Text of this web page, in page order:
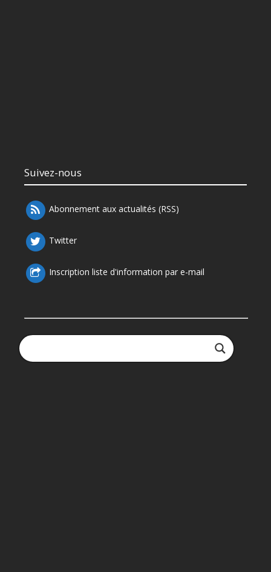
Suivez-nous
Abonnement aux actualités (RSS)
Twitter
Inscription liste d'information par e-mail